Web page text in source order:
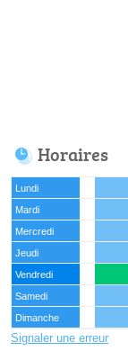
Horaires
Lundi
Mardi
Mercredi
Jeudi
Vendredi
Samedi
Dimanche
Signaler une erreur